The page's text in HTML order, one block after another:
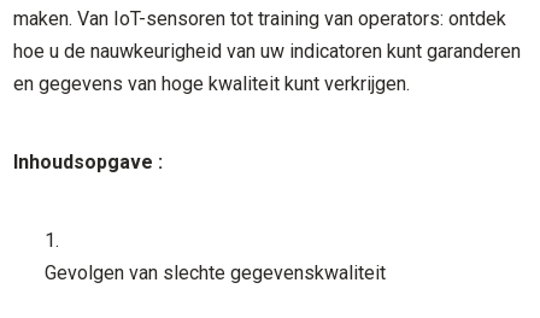
maken. Van IoT-sensoren tot training van operators: ontdek
hoe u de nauwkeurigheid van uw indicatoren kunt garanderen
en gegevens van hoge kwaliteit kunt verkrijgen.
Inhoudsopgave :
Gevolgen van slechte gegevenskwaliteit